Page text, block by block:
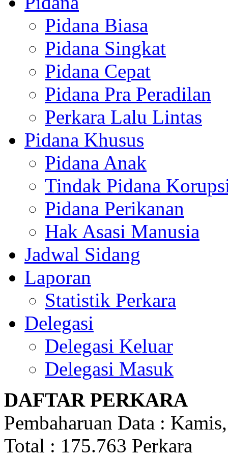
Pidana Biasa
Pidana Singkat
Pidana Cepat
Pidana Pra Peradilan
Perkara Lalu Lintas
Pidana Khusus
Pidana Anak
Tindak Pidana
Pidana Perikanan
Hak Asasi Manusia
Jadwal Sidang
Laporan
Statistik Perkara
Delegasi
Delegasi Keluar
Delegasi Masuk
DAFTAR PERKARA
Pembaharuan Data :
Total : 175.763 Perkara